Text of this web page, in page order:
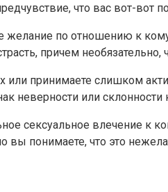
что вас вот-вот
по отношению к
причем необязательно,
или принимаете слишком
неверности или
сексуальное влечение к
вы понимаете, что это